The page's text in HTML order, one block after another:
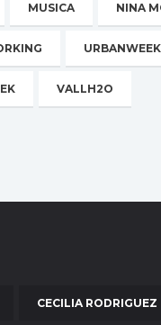
MUSICA NINA
URBANWEEK
VALLH2O
CECILIA RODRIGUEZ